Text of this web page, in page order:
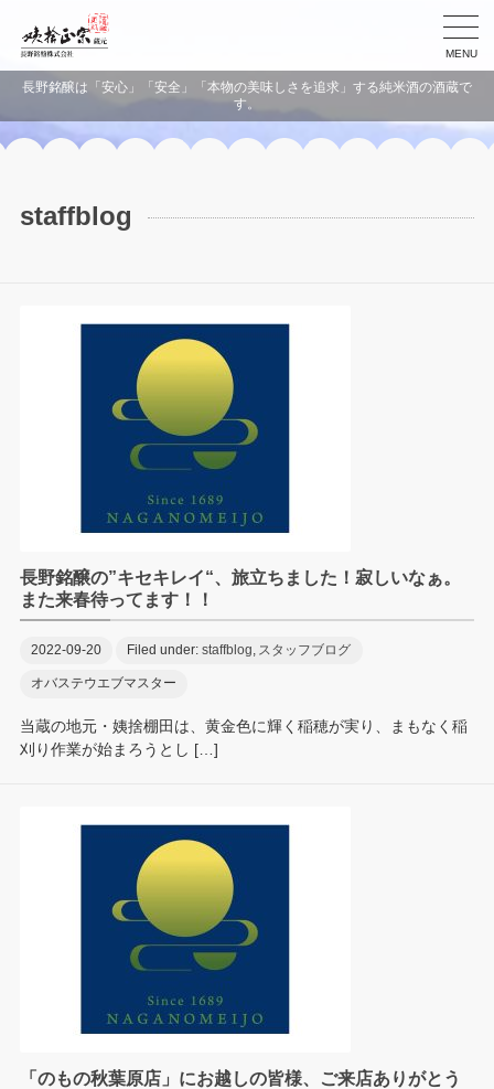
MENU
長野銘醸は「安心」「安全」「本物の美味しさを追求」する純米酒の酒蔵で
す。
staffblog
長野銘醸の”キセキレイ“、旅立ちました！寂しいなぁ。
また来春待ってます！！
2022-09-20 Filed under: staffblog, スタッフブログ
オバステウエブマスター
当蔵の地元・姨捨棚田は、黄金色に輝く稲穂が実り、まもなく稲
刈り作業が始まろうとし […]
「のもの秋葉原店」にお越しの皆様、ご来店ありがとう